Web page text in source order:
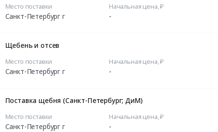
Место поставки
Санкт-Петербург г
Начальная цена, ₽
-
Щебень и отсев
Место поставки
Санкт-Петербург г
Начальная цена, ₽
-
Поставка щебня (Санкт-Петербург; ДиМ)
Место поставки
Санкт-Петербург г
Начальная цена, ₽
-